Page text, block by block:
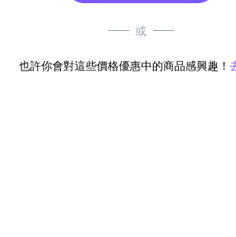
或
也許你會對這些價格優惠中的商品感興趣！